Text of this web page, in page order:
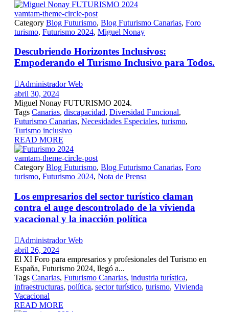
vamtam-theme-circle-post
Category Blog Futurismo, Blog Futurismo Canarias, Foro
turismo, Futurismo 2024, Miguel Nonay
Descubriendo Horizontes Inclusivos:
Empoderando el Turismo Inclusivo para Todos.
Administrador Web
abril 30, 2024
Miguel Nonay FUTURISMO 2024.
Tags Canarias, discapacidad, Diversidad Funcional,
Futurismo Canarias, Necesidades Especiales, turismo,
Turismo inclusivo
READ MORE
vamtam-theme-circle-post
Category Blog Futurismo, Blog Futurismo Canarias, Foro
turismo, Futurismo 2024, Nota de Prensa
Los empresarios del sector turístico claman
contra el auge descontrolado de la vivienda
vacacional y la inacción política
Administrador Web
abril 26, 2024
El XI Foro para empresarios y profesionales del Turismo en
España, Futurismo 2024, llegó a...
Tags Canarias, Futurismo Canarias, industria turística,
infraestructuras, política, sector turístico, turismo, Vivienda
Vacacional
READ MORE